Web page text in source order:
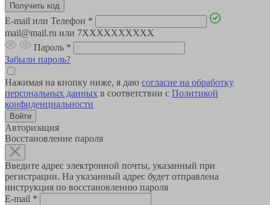
E-mail или Телефон *
mail@mail.ru или 7XXXXXXXXXX
Пароль *
Забыли пароль?
Нажимая на кнопку ниже, я даю согласие на обработку
персональных данных в соответствии с Политикой
конфиденциальности
Авторизация
Восстановление пароля
Введите адрес электронной почты, указанный при
регистрации. На указанный адрес будет отправлена
инструкция по восстановлению пароля
E-mail *